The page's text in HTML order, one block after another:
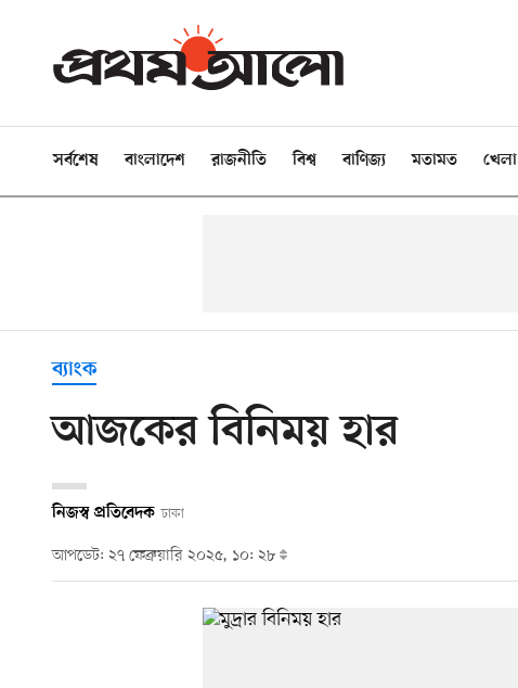
সর্বশেষ বাংলাদেশ রাজনীতি বিশ্ব বাণিজ্য মতামত খেলা
ব্যাংক
আজকের বিনিময় হার
নিজস্ব প্রতিবেদক ঢাকা
আপডেট: ২৭ ফেব্রুয়ারি ২০২৫, ১০: ২৮